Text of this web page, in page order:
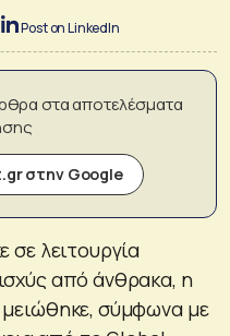
Post on LinkedIn
στα αποτελέσματα
στην Google
λειτουργία
από άνθρακα, η
σύμφωνα με